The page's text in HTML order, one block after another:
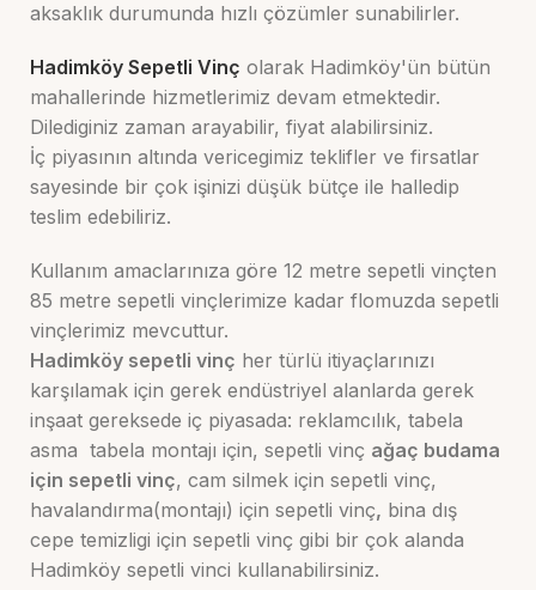
aksaklık durumunda hızlı çözümler sunabilirler.
Hadimköy Sepetli Vinç olarak Hadimköy'ün bütün
mahallerinde hizmetlerimiz devam etmektedir.
Dilediginiz zaman arayabilir, fiyat alabilirsiniz.
İç piyasının altında vericegimiz teklifler ve firsatlar
sayesinde bir çok işinizi düşük bütçe ile halledip
teslim edebiliriz.
Kullanım amaclarınıza göre 12 metre sepetli vinçten
85 metre sepetli vinçlerimize kadar flomuzda sepetli
vinçlerimiz mevcuttur.
Hadimköy sepetli vinç her türlü itiyaçlarınızı
karşılamak için gerek endüstriyel alanlarda gerek
inşaat gereksede iç piyasada: reklamcılık, tabela
asma tabela montajı için, sepetli vinç ağaç budama
için sepetli vinç, cam silmek için sepetli vinç,
havalandırma(montajı) için sepetli vinç, bina dış
cepe temizligi için sepetli vinç gibi bir çok alanda
Hadimköy sepetli vinci kullanabilirsiniz.